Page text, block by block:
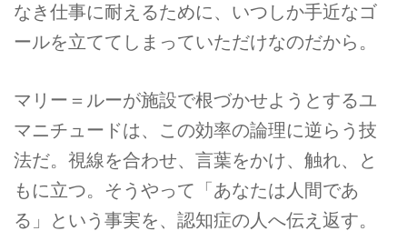
なき仕事に耐えるために、いつしか手近なゴ
ールを立ててしまっていただけなのだから。
マリー＝ルーが施設で根づかせようとするユ
マニチュードは、この効率の論理に逆らう技
法だ。視線を合わせ、言葉をかけ、触れ、と
もに立つ。そうやって「あなたは人間であ
る」という事実を、認知症の人へ伝え返す。